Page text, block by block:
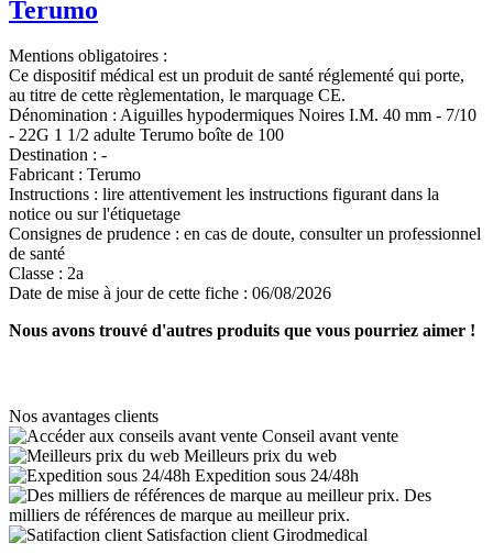
Terumo
Mentions obligatoires :
Ce dispositif médical est un produit de santé réglementé qui porte,
au titre de cette règlementation, le marquage CE.
Dénomination : Aiguilles hypodermiques Noires I.M. 40 mm - 7/10
- 22G 1 1/2 adulte Terumo boîte de 100
Destination : -
Fabricant : Terumo
Instructions : lire attentivement les instructions figurant dans la
notice ou sur l'étiquetage
Consignes de prudence : en cas de doute, consulter un professionnel
de santé
Classe : 2a
Date de mise à jour de cette fiche : 06/08/2026
Nous avons trouvé d'autres produits que vous pourriez aimer !
Nos avantages clients
Conseil avant vente
Meilleurs prix du web
Expedition sous 24/48h
Des
milliers de références de marque au meilleur prix.
Satisfaction client Girodmedical